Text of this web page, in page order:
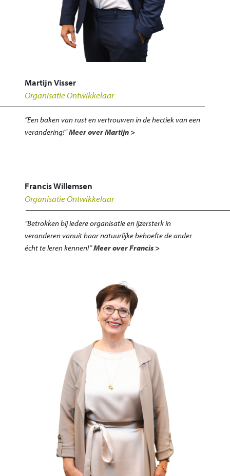
Martijn Visser
Organisatie Ontwikkelaar
“Een baken van rust en vertrouwen in de hectiek van een
verandering!”Meer over Martijn >
Francis Willemsen
Organisatie Ontwikkelaar
“Betrokken bij iedere organisatie en ijzersterk in
veranderen vanuit haar natuurlijke behoefte de ander
écht te leren kennen!”Meer over Francis >